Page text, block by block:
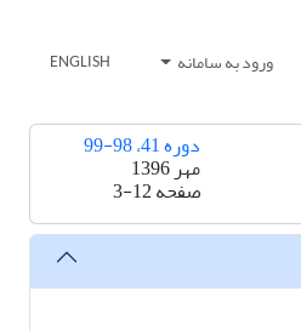
ورود به سامانه ENGLISH
دوره 41، 98-99
مهر 1396
صفحه3-12